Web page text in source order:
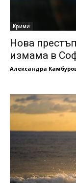
Крими
Нова
измама в
Александра